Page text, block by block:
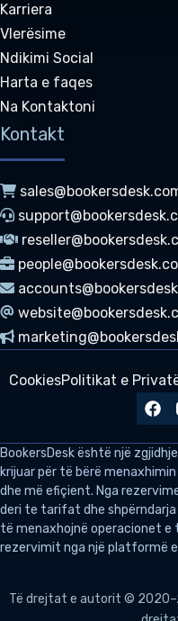
Karriera
Vlerësime
Ndikimi Social
Harta e faqes
Na Kontaktoni
Kontakt
CookiesPolitikat e
BookersDeskështë një
krijuar për të bërë
dhe më efiçient. Nga
deri te tarifat dhe shpërndarja
të menaxhojnë operacionet
rezervimit nga një platformë
Të drejtat e autorit ©